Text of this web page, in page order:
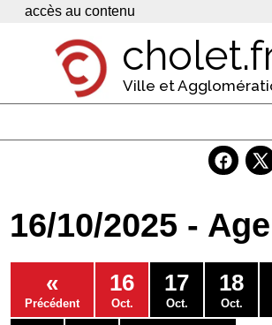
Panneau de gestion des cookies
accès au contenu
Ville et
Economie
Services
Contacts
16/10/2025 -
«
Précédent
16
Oct.
17
Oct.
18
Oct.